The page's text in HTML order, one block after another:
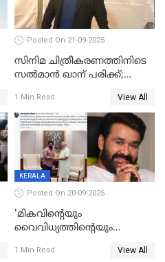
Posted On 21-09-2025
സിനിമ ചിത്രീകരണത്തിനിടെ
സൽമാൻ ഖാന് പരിക്ക്;
മുംബൈയിലേക്ക് മടങ്ങി
1 Min Read View All
KERALA
Posted On 20-09-2025
'മികവിന്റെയും
വൈവിധ്യത്തിന്റെയും
അഭിനന്ദിച്ച് പ്രധാനമന്ത്രി
1 Min Read View All